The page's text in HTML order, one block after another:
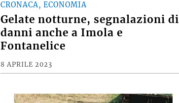
CRONACA, ECONOMIA
Gelate notturne, segnalazioni di
danni anche a Imola e
Fontanelice
8 APRILE 2023